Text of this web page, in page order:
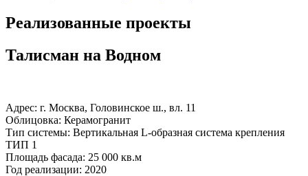
Реализованные проекты
Талисман на Водном
Адрес: г. Москва, Головинское ш., вл. 11
Облицовка: Керамогранит
Тип системы: Вертикальная L-образная система крепления
ТИП 1
Площадь фасада: 25 000 кв.м
Год реализации: 2020